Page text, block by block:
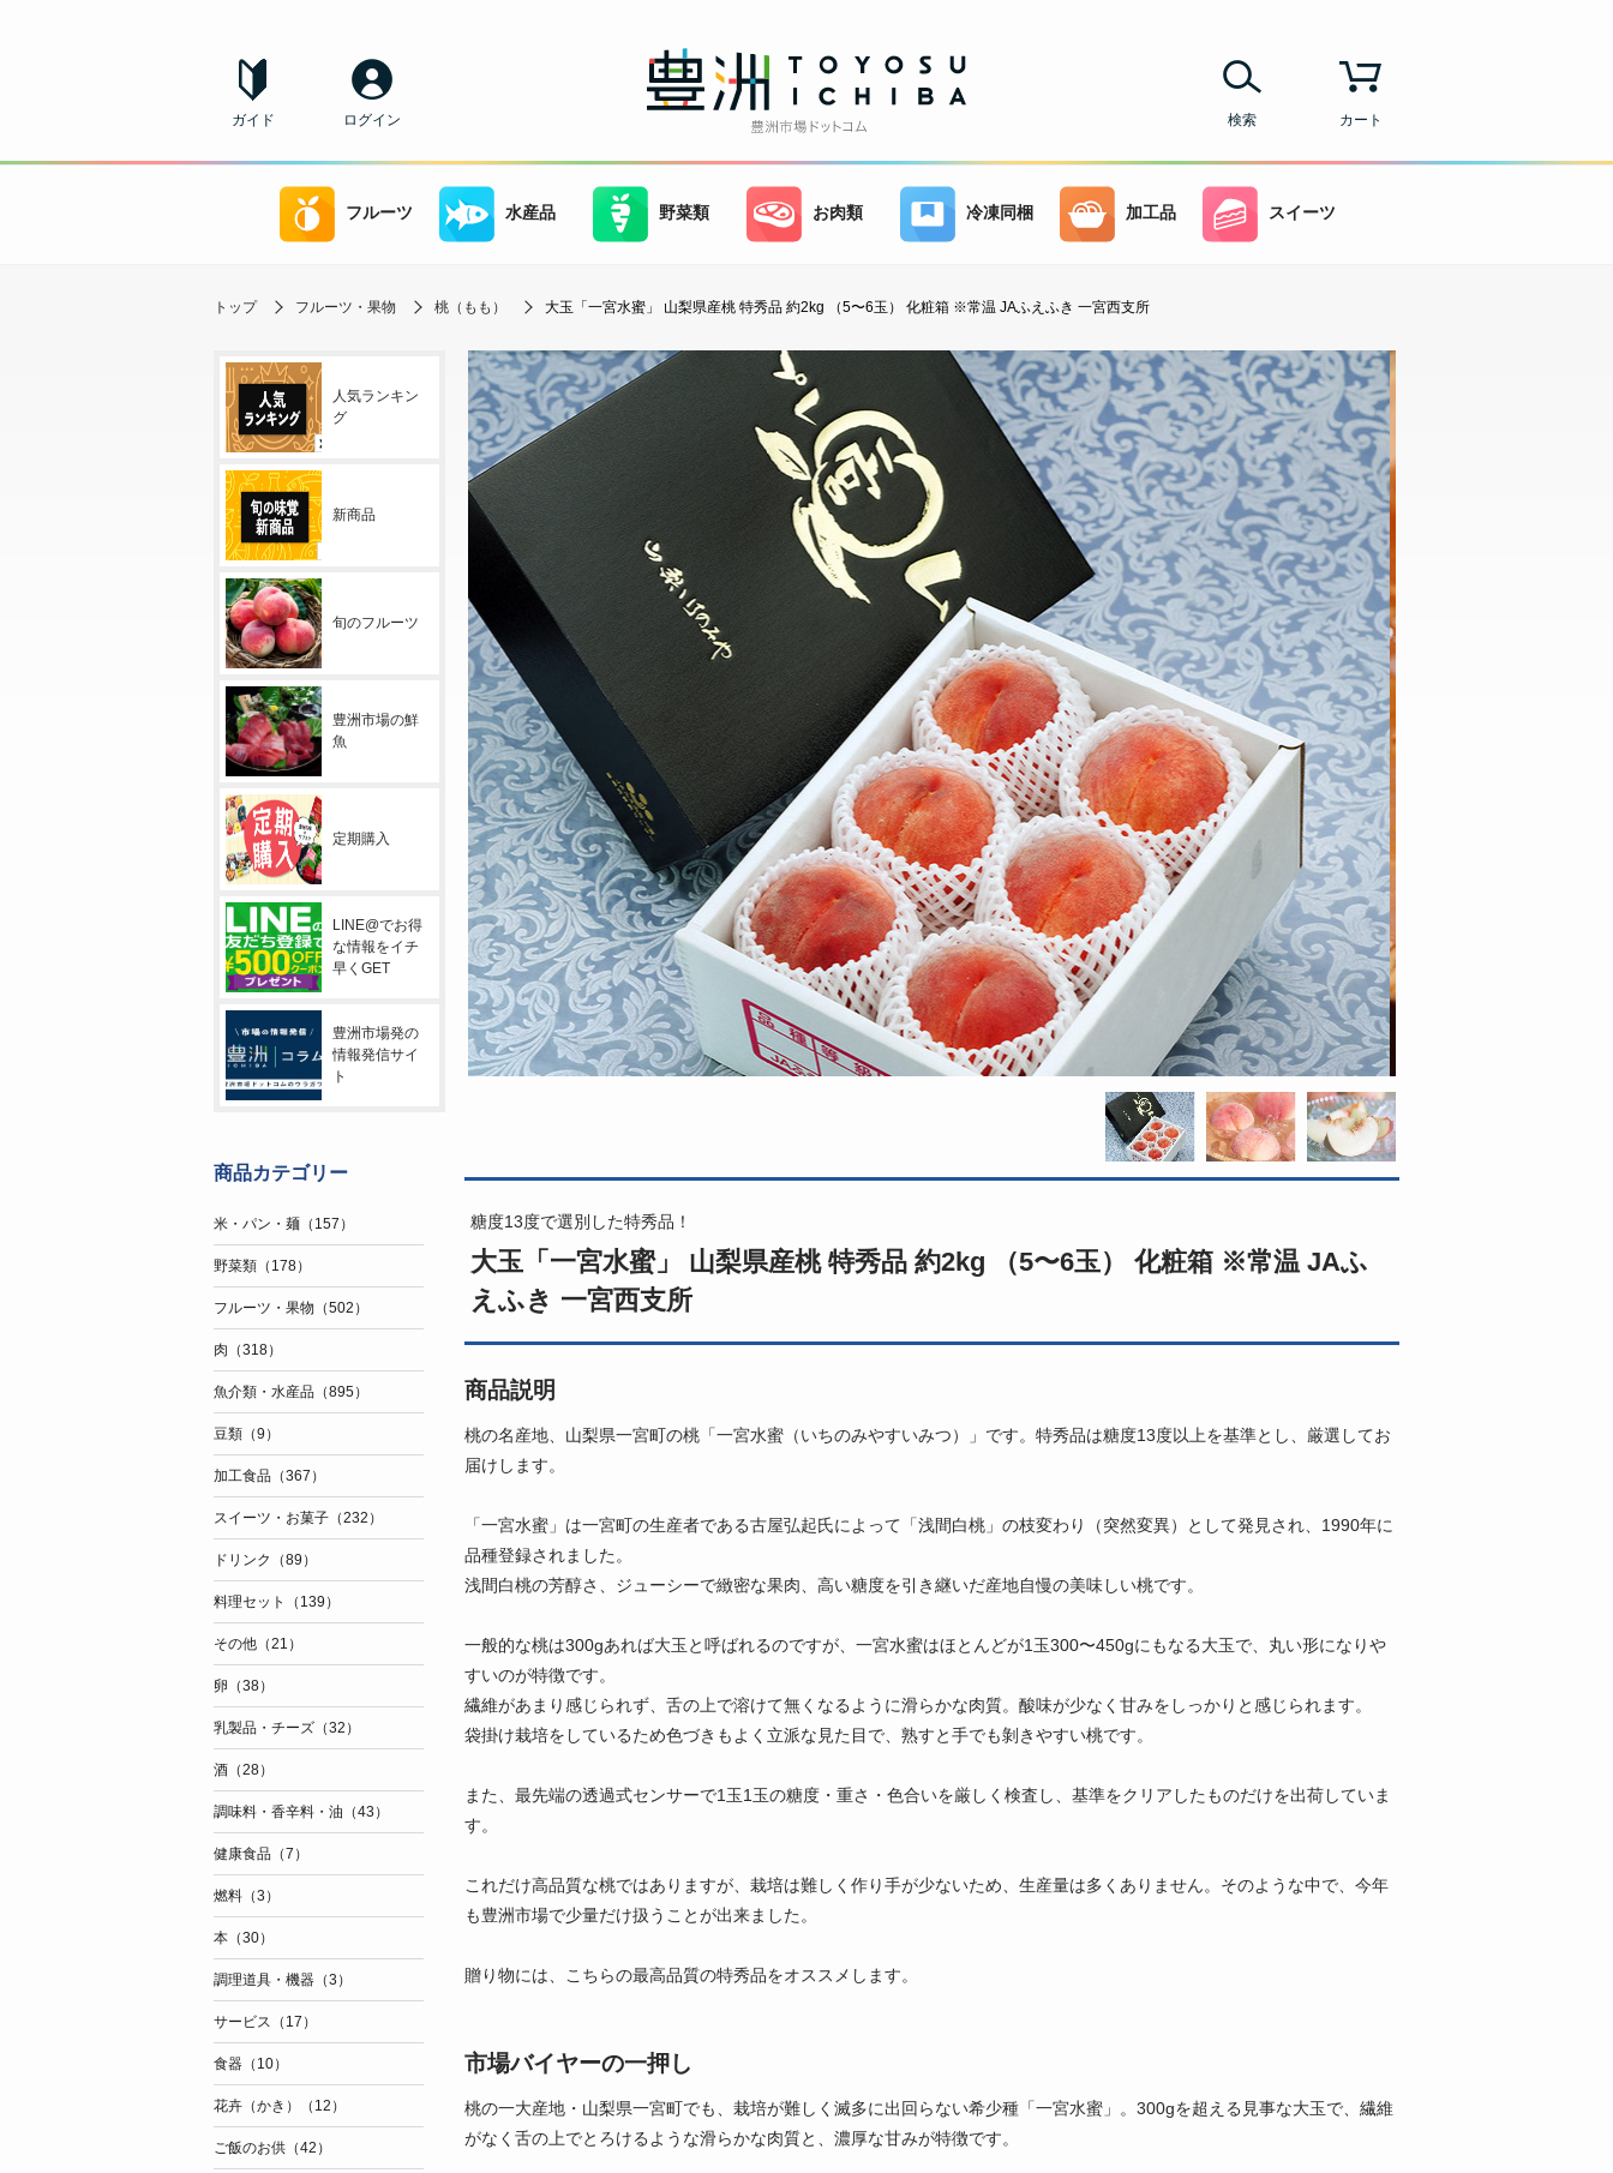
ガイド ログイン カート
検索
フルーツ 水産品 野菜類 お肉類 冷凍同梱 加工品 スイーツ
トップ フルーツ・果物 桃（もも） 大玉「一宮水蜜」 山梨県産桃 特秀品 約2kg （5〜6玉） 化粧箱 ※常温 JAふえふき 一宮西支所
糖度13度で選別した特秀品！
大玉「一宮水蜜」 山梨県産桃 特秀品 約2kg （5〜6玉） 化粧箱 ※常温 JAふ
えふき 一宮西支所
商品説明
桃の名産地、山梨県一宮町の桃「一宮水蜜（いちのみやすいみつ）」です。特秀品は糖度13度以上を基準とし、厳選してお
届けします。
「一宮水蜜」は一宮町の生産者である古屋弘起氏によって「浅間白桃」の枝変わり（突然変異）として発見され、1990年に
品種登録されました。
浅間白桃の芳醇さ、ジューシーで緻密な果肉、高い糖度を引き継いだ産地自慢の美味しい桃です。
一般的な桃は300gあれば大玉と呼ばれるのですが、一宮水蜜はほとんどが1玉300〜450gにもなる大玉で、丸い形になりや
すいのが特徴です。
繊維があまり感じられず、舌の上で溶けて無くなるように滑らかな肉質。酸味が少なく甘みをしっかりと感じられます。
袋掛け栽培をしているため色づきもよく立派な見た目で、熟すと手でも剝きやすい桃です。
また、最先端の透過式センサーで1玉1玉の糖度・重さ・色合いを厳しく検査し、基準をクリアしたものだけを出荷していま
す。
これだけ高品質な桃ではありますが、栽培は難しく作り手が少ないため、生産量は多くありません。そのような中で、今年
も豊洲市場で少量だけ扱うことが出来ました。
贈り物には、こちらの最高品質の特秀品をオススメします。
市場バイヤーの一押し
桃の一大産地・山梨県一宮町でも、栽培が難しく滅多に出回らない希少種「一宮水蜜」。300gを超える見事な大玉で、繊維
がなく舌の上でとろけるような滑らかな肉質と、濃厚な甘みが特徴です。
人気ランキン
グ
新商品
旬のフルーツ
豊洲市場の鮮
魚
定期購入
LINE@でお得
な情報をイチ
早くGET
豊洲市場発の
情報発信サイ
ト
商品カテゴリー
米・パン・麺（157）
野菜類（178）
フルーツ・果物（502）
肉（318）
魚介類・水産品（895）
豆類（9）
加工食品（367）
スイーツ・お菓子（232）
ドリンク（89）
料理セット（139）
その他（21）
卵（38）
乳製品・チーズ（32）
酒（28）
調味料・香辛料・油（43）
健康食品（7）
燃料（3）
本（30）
調理道具・機器（3）
サービス（17）
食器（10）
花卉（かき）（12）
ご飯のお供（42）